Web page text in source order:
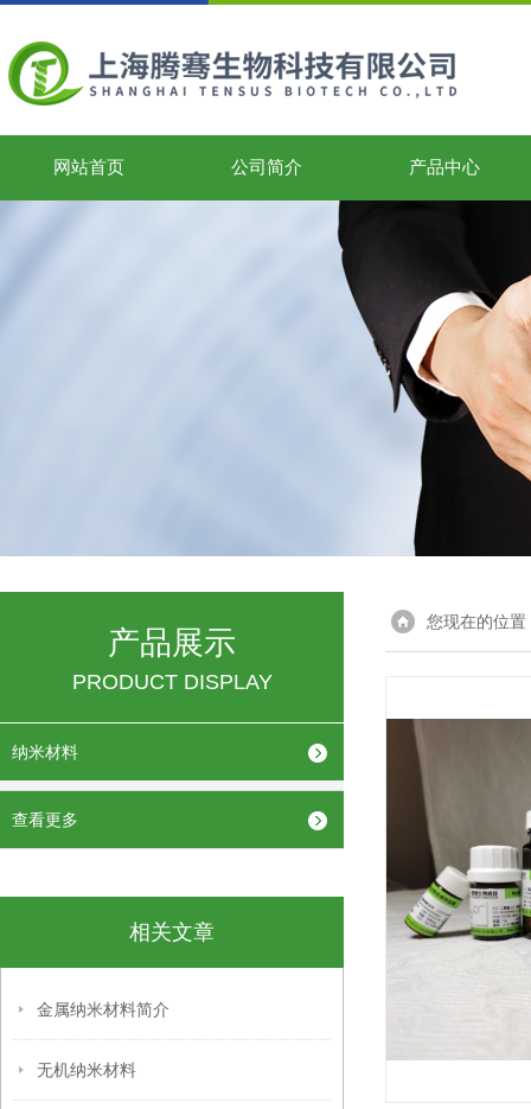
网站首页 公司简介 产品中心
产品展示
PRODUCT DISPLAY
纳米材料
查看更多
相关文章
金属纳米材料简介
无机纳米材料
您现在的位置